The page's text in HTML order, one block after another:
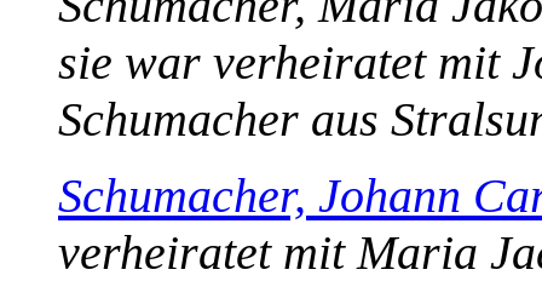
sie war verheiratet mit
Schumacher aus
Schumacher, Johann
verheiratet mit Maria